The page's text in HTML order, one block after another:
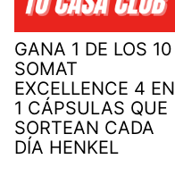
GANA 1 DE LOS 10
SOMAT
EXCELLENCE 4 EN
1 CÁPSULAS QUE
SORTEAN CADA
DÍA HENKEL